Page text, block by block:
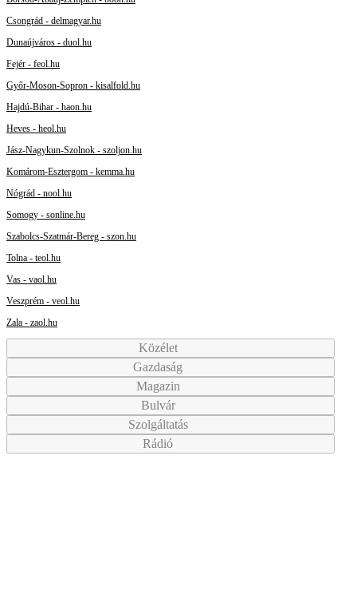
Csongrád - delmagyar.hu
Dunaújváros - duol.hu
Fejér - feol.hu
Győr-Moson-Sopron - kisalfold.hu
Hajdú-Bihar - haon.hu
Heves - heol.hu
Jász-Nagykun-Szolnok - szoljon.hu
Komárom-Esztergom - kemma.hu
Nógrád - nool.hu
Somogy - sonline.hu
Szabolcs-Szatmár-Bereg - szon.hu
Tolna - teol.hu
Vas - vaol.hu
Veszprém - veol.hu
Zala - zaol.hu
Közélet
Gazdaság
Magazin
Bulvár
Szolgáltatás
Rádió